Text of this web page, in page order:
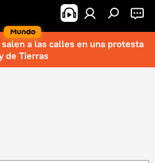
Mundo
a las calles en una protesta
de Tierras